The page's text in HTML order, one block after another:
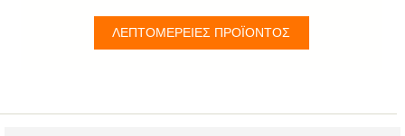
ΛΕΠΤΟΜΈΡΕΙΕΣ ΠΡΟΪΌΝΤΟΣ